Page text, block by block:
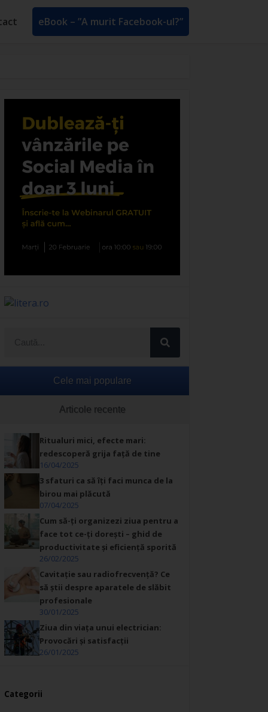
eBook – ”A murit Facebook-ul?”
Cele mai populare
Articole recente
Ritualuri mici, efecte mari:
redescoperă grija față de tine
16/04/2025
3 sfaturi ca să îți faci munca de la
birou mai plăcută
07/04/2025
Cum să-ți organizezi ziua pentru a
face tot ce-ți dorești – ghid de
productivitate și eficiență sporită
26/02/2025
Cavitație sau radiofrecvență? Ce
să știi despre aparatele de slăbit
profesionale
30/01/2025
Ziua din viața unui electrician:
Provocări și satisfacții
26/01/2025
Categorii